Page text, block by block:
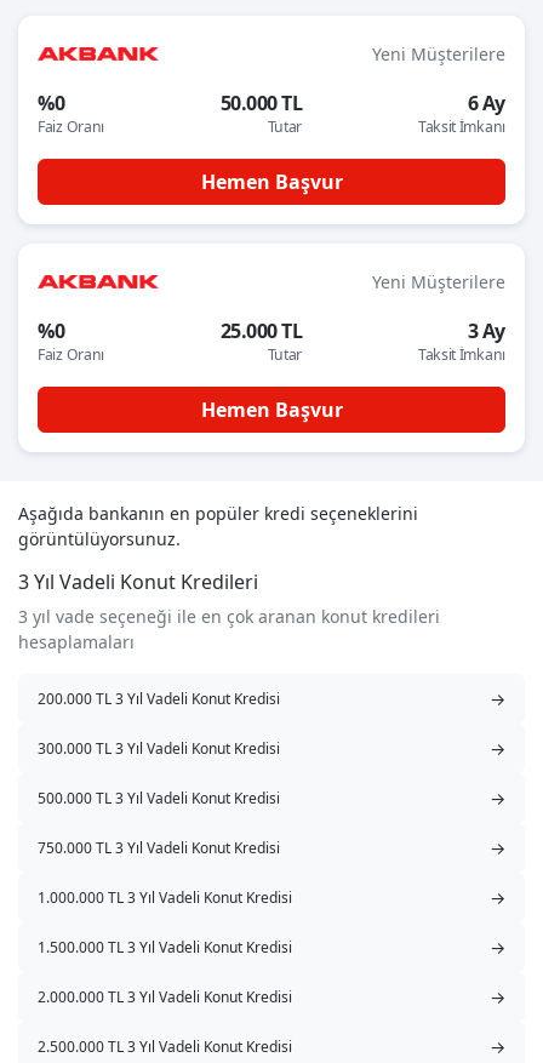
Yeni Müşterilere
%0
Faiz Oranı
50.000 TL
Tutar
6 Ay
Taksit İmkanı
Hemen Başvur
Yeni Müşterilere
%0
Faiz Oranı
25.000 TL
Tutar
3 Ay
Taksit İmkanı
Hemen Başvur
Aşağıda bankanın en popüler kredi seçeneklerini
görüntülüyorsunuz.
3 Yıl Vadeli Konut Kredileri
3 yıl vade seçeneği ile en çok aranan konut kredileri
hesaplamaları
200.000 TL 3 Yıl Vadeli Konut Kredisi →
300.000 TL 3 Yıl Vadeli Konut Kredisi →
500.000 TL 3 Yıl Vadeli Konut Kredisi →
750.000 TL 3 Yıl Vadeli Konut Kredisi →
1.000.000 TL 3 Yıl Vadeli Konut Kredisi →
1.500.000 TL 3 Yıl Vadeli Konut Kredisi →
2.000.000 TL 3 Yıl Vadeli Konut Kredisi →
2.500.000 TL 3 Yıl Vadeli Konut Kredisi →